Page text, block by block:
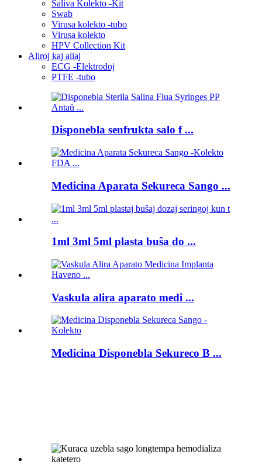
Saliva Kolekto -Kit
Swab
Virusa kolekto -tubo
Virusa kolekto
HPV Collection Kit
Aliroj kaj aliaj
ECG -Elektrodoj
PTFE -tubo
Disponebla senfrukta salo f ...
Medicina Aparata Sekureca Sango ...
1ml 3ml 5ml plasta buŝa do ...
Vaskula alira aparato medi ...
Medicina Disponebla Sekureco B ...